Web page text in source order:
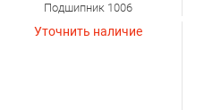
Подшипник 1006
Уточнить наличие